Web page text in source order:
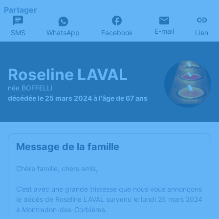
Partager
SMS WhatsApp Facebook E-mail Lien
Roseline LAVAL
née BOFFELLI
décédée le 25 mars 2024 à l'âge de 67 ans
Message de la famille
Chère famille, chers amis,
C’est avec une grande tristesse que nous vous annonçons
le décès de Roseline LAVAL survenu le lundi 25 mars 2024
à Montredon-des-Corbières.